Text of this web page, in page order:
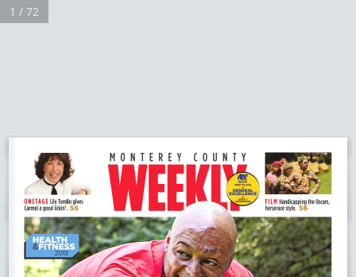
1 / 72